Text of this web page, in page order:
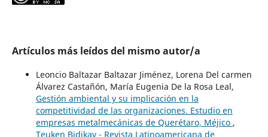
Artículos más leídos del mismo autor/a
Leoncio Baltazar Baltazar Jiménez, Lorena Del carmen
Álvarez Castañón, María Eugenia De la Rosa Leal,
Gestión ambiental y su implicación en la
competitividad de las organizaciones. Estudio en
empresas metalmecánicas de Querétaro, Méjico ,
Teuken Bidikay - Revista Latinoamericana de